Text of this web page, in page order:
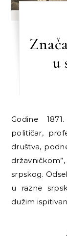
u
Godine 1871. Aćim Čumić (1836-1901), srpski
političar,
društva,
srpskog.
u razne
dužim